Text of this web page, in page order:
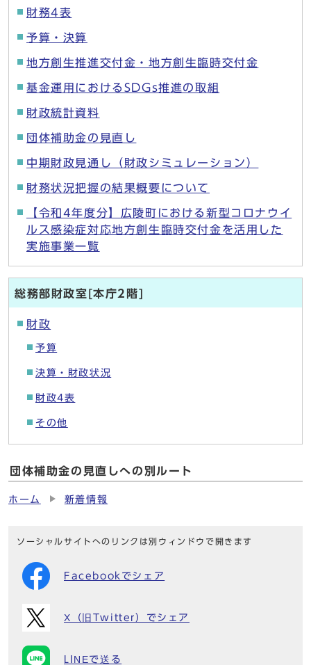
財務4表
予算・決算
地方創生推進交付金・地方創生臨時交付金
基金運用におけるSDGs推進の取組
財政統計資料
団体補助金の見直し
中期財政見通し（財政シミュレーション）
財務状況把握の結果概要について
【令和4年度分】広陵町における新型コロナウイ
ルス感染症対応地方創生臨時交付金を活用した
実施事業一覧
総務部財政室[本庁2階]
財政
予算
決算・財政状況
財政4表
その他
団体補助金の見直しへの別ルート
ホーム 新着情報
ソーシャルサイトへのリンクは別ウィンドウで開きます
Facebookでシェア
X（旧Twitter）でシェア
LINEで送る